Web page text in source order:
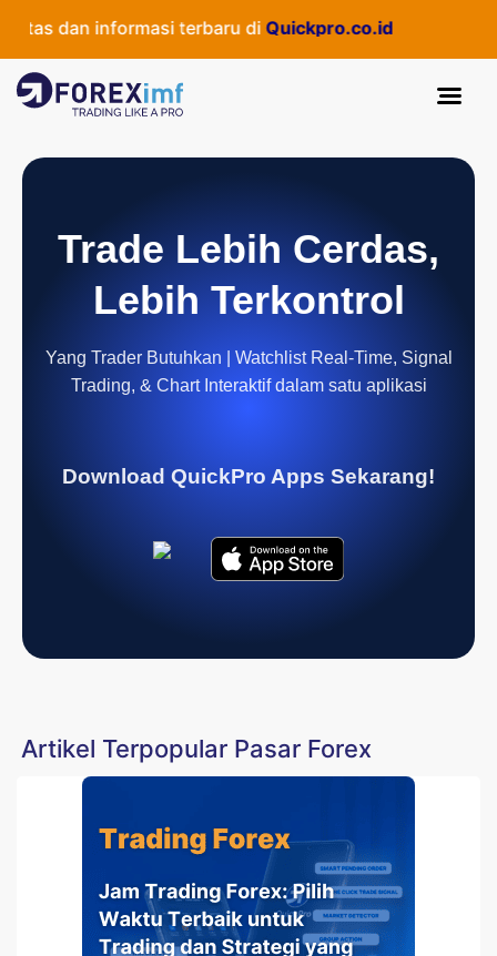
dan informasi terbaru diQuickpro.co.id
Trade Lebih Cerdas,
Lebih Terkontrol
Yang Trader Butuhkan | Watchlist Real-Time, Signal
Trading, & Chart Interaktif dalam satu aplikasi
Download QuickPro Apps Sekarang!
Artikel Terpopular Pasar Forex